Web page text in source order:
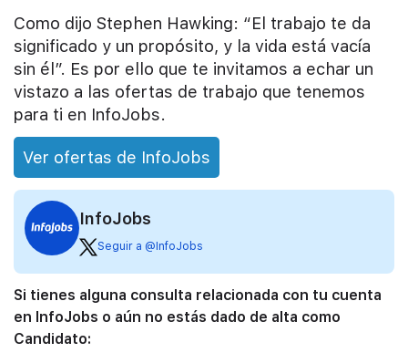
Como dijo Stephen Hawking: “El trabajo te da
significado y un propósito, y la vida está vacía
sin él”. Es por ello que te invitamos a echar un
vistazo a las ofertas de trabajo que tenemos
para ti en InfoJobs.
Ver ofertas de InfoJobs
InfoJobs
Seguir a @InfoJobs
Si tienes alguna consulta relacionada con tu cuenta
en InfoJobs o aún no estás dado de alta como
Candidato: